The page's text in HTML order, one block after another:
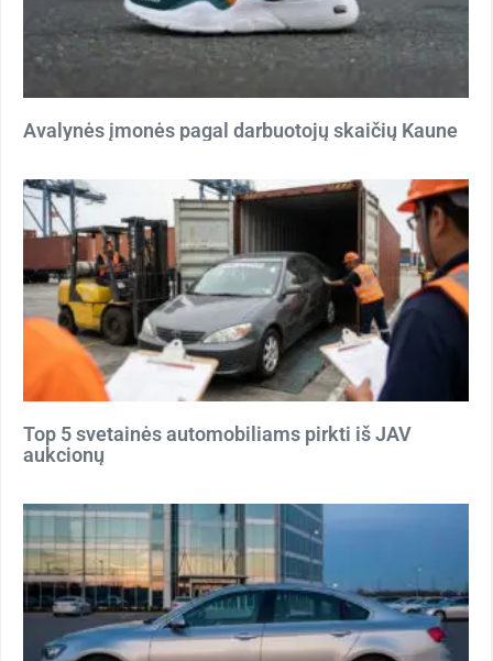
Avalynės įmonės pagal darbuotojų skaičių Kaune
Top 5 svetainės automobiliams pirkti iš JAV
aukcionų